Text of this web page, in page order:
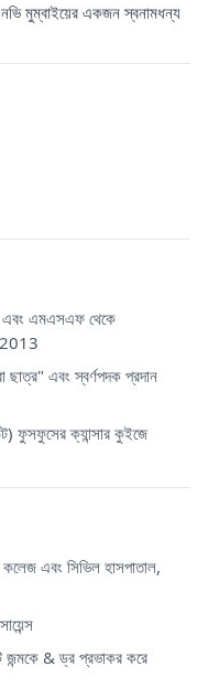
নভি মুম্বাইয়ের একজন স্বনামধন্য
এমএসএফ থেকে
2013
এবং স্বর্ণপদক প্রদান
ফুসফুসের ক্যান্সার কুইজে
এবং সিভিল হাসপাতাল,
জন্মকে & ড্র প্রভাকর করে